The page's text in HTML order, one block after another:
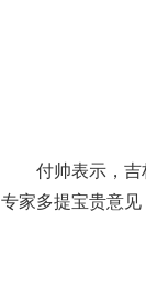
付帅表示，
专家多提宝贵意见